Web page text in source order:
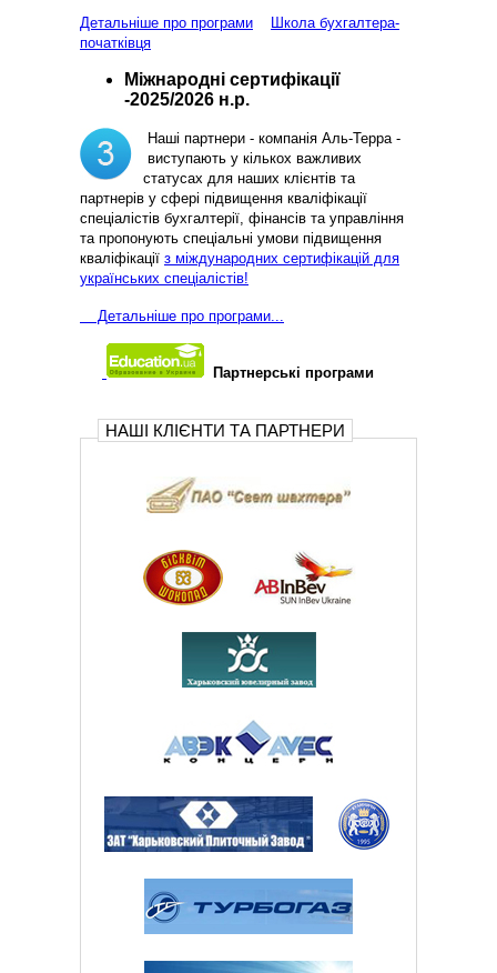
Детальніше про програми
Школа бухгалтера-
початківця
Міжнародні сертифікації
-2025/2026 н.р.
Наші партнери - компанія Аль-Терра -
виступають у кількох важливих
статусах для наших клієнтів та
партнерів у сфері підвищення кваліфікації
спеціалістів бухгалтерії, фінансів та управління
та пропонують спеціальні умови підвищення
кваліфікації з міждународних сертифікацій для
українських спеціалістів!
Детальніше про програми...
Партнерські програми
НАШІ КЛІЄНТИ ТА ПАРТНЕРИ